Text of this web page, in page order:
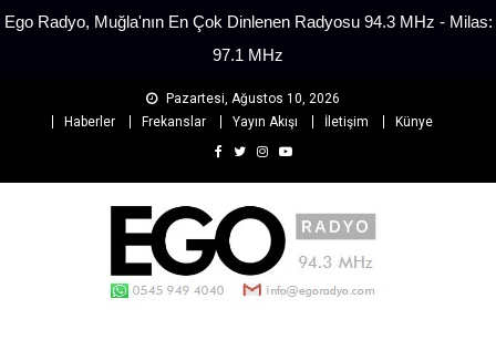
Ego Radyo, Muğla'nın En Çok Dinlenen Radyosu 94.3 MHz - Milas:
97.1 MHz
Pazartesi, Ağustos 10, 2026
Haberler
Frekanslar Yayın Akışı İletişim Künye